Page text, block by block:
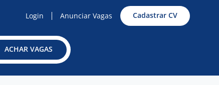
Login Anunciar Vagas Cadastrar CV
ACHAR VAGAS